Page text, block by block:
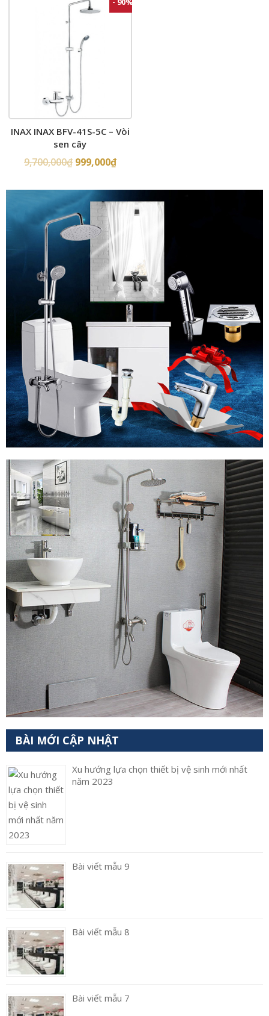
INAX INAX BFV-41S-5C – Vòi
sen cây
9,700,000₫ 999,000₫
BÀI MỚI CẬP NHẬT
Xu hướng lựa chọn thiết bị vệ sinh mới nhất
năm 2023
Bài viết mẫu 9
Bài viết mẫu 8
Bài viết mẫu 7